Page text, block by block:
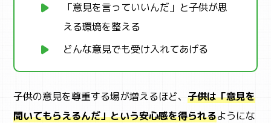
「意見を言っていいんだ」と子供が思
える環境を整える
どんな意見でも受け入れてあげる
子供の意見を尊重する場が増えるほど、子供は「意見を
聞いてもらえるんだ」という安心感を得られるようにな